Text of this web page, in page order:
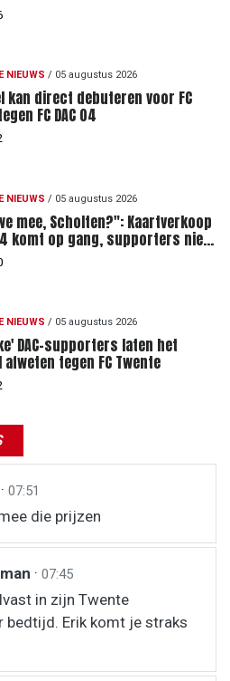
NIEUWS / 05 augustus 2026
kan direct debuteren voor FC
FC DAC 04
NIEUWS / 05 augustus 2026
mee, Scholten?": Kaartverkoop
04 komt op gang, supporters niet
NIEUWS / 05 augustus 2026
DAC-supporters laten het
tegen FC Twente
· 07:51
die prijzen
· 07:45
in zijn Twente
bedtijd. Erik komt je straks